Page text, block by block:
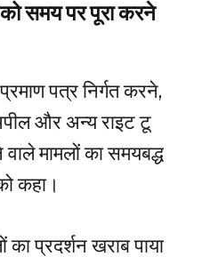
को समय पर पूरा करने
पत्र निर्गत करने,
और अन्य राइट टू
मामलों का समयबद्ध
कहा।
प्रदर्शन खराब पाया